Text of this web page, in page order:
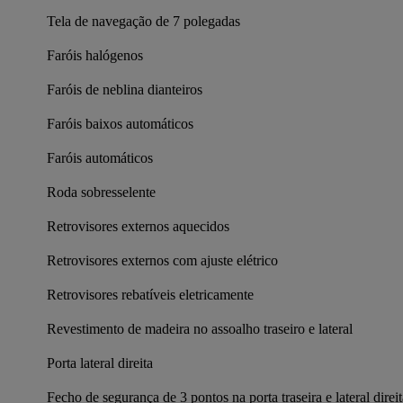
Tela de navegação de 7 polegadas
Faróis halógenos
Faróis de neblina dianteiros
Faróis baixos automáticos
Faróis automáticos
Roda sobresselente
Retrovisores externos aquecidos
Retrovisores externos com ajuste elétrico
Retrovisores rebatíveis eletricamente
Revestimento de madeira no assoalho traseiro e lateral
Porta lateral direita
Fecho de segurança de 3 pontos na porta traseira e lateral